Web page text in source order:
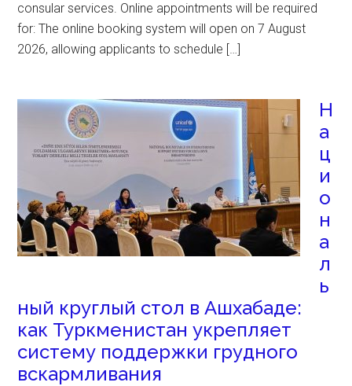
consular services. Online appointments will be required
for: The online booking system will open on 7 August
2026, allowing applicants to schedule […]
Н
а
ц
и
о
н
а
л
ь
ный круглый стол в Ашхабаде:
как Туркменистан укрепляет
систему поддержки грудного
вскармливания